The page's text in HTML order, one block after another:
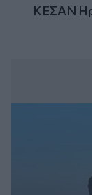
ΚΕΣΑΝ